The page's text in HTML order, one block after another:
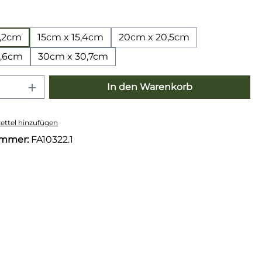
15cm x 15,4cm
20cm x 20,5cm
30cm x 30,7cm
Anzahl: Gib den gewünschten
In den Warenkorb
hinzufügen
FA10322.1